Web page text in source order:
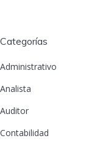
Categorías
Administrativo
Analista
Auditor
Contabilidad